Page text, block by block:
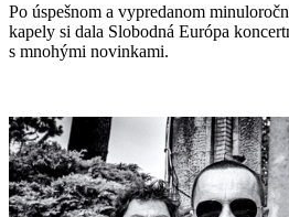
Po úspešnom a vypredanom
kapely si dala Slobodná Európa
s mnohými novinkami.